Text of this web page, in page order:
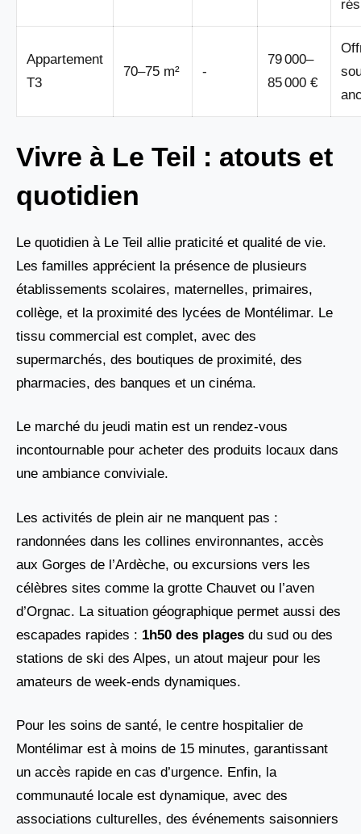
Appartement
T3
70–75 m² -
79 000–
85 000 €
Vivre à Le Teil : atouts et
quotidien
Le quotidien à Le Teil allie praticité et qualité de vie.
Les familles apprécient la présence de plusieurs
établissements scolaires, maternelles, primaires,
collège, et la proximité des lycées de Montélimar. Le
tissu commercial est complet, avec des
supermarchés, des boutiques de proximité, des
pharmacies, des banques et un cinéma.
Le marché du jeudi matin est un rendez-vous
incontournable pour acheter des produits locaux dans
une ambiance conviviale.
Les activités de plein air ne manquent pas :
randonnées dans les collines environnantes, accès
aux Gorges de l’Ardèche, ou excursions vers les
célèbres sites comme la grotte Chauvet ou l’aven
d’Orgnac. La situation géographique permet aussi des
escapades rapides : 1h50 des plages du sud ou des
stations de ski des Alpes, un atout majeur pour les
amateurs de week-ends dynamiques.
Pour les soins de santé, le centre hospitalier de
Montélimar est à moins de 15 minutes, garantissant
un accès rapide en cas d’urgence. Enfin, la
communauté locale est dynamique, avec des
associations culturelles, des événements saisonniers